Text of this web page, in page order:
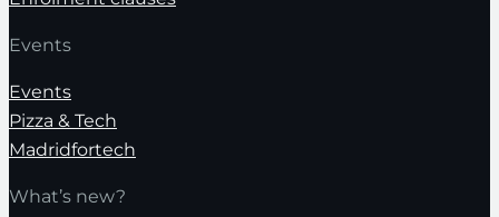
Events
Events
Pizza & Tech
Madridfortech
What’s new?